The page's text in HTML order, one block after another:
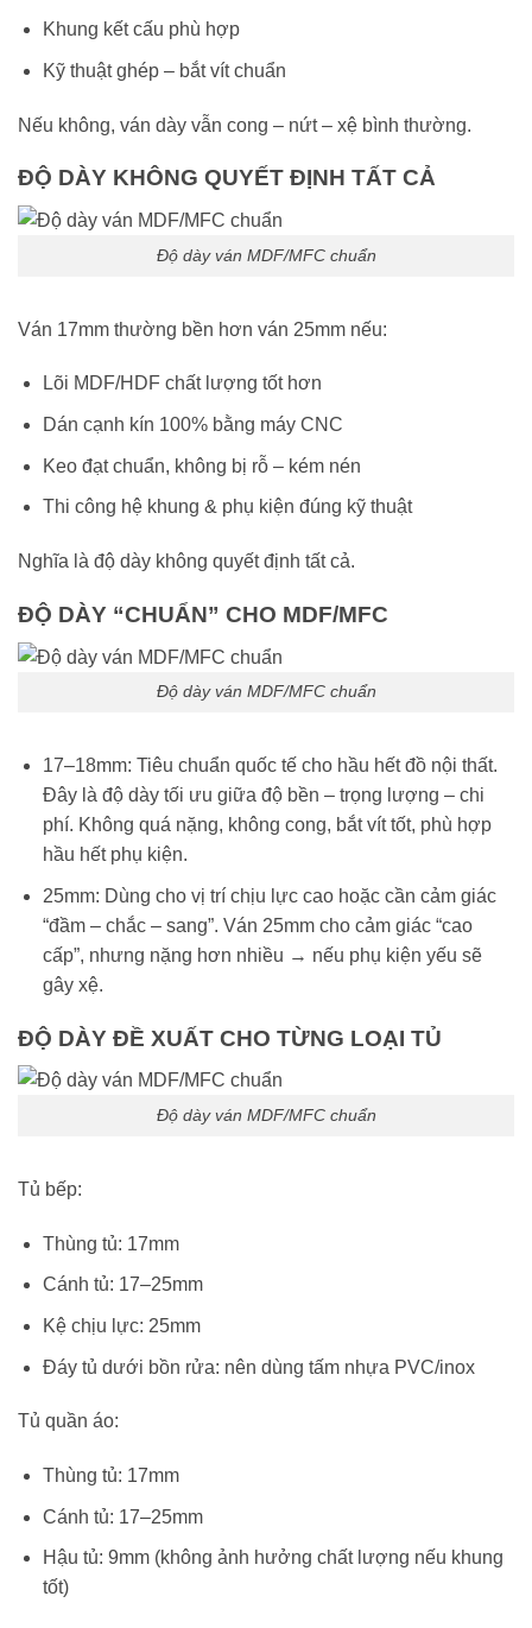
Khung kết cấu phù hợp
Kỹ thuật ghép – bắt vít chuẩn
Nếu không, ván dày vẫn cong – nứt – xệ bình thường.
ĐỘ DÀY KHÔNG QUYẾT ĐỊNH TẤT CẢ
Độ dày ván MDF/MFC chuẩn
Ván 17mm thường bền hơn ván 25mm nếu:
Lõi MDF/HDF chất lượng tốt hơn
Dán cạnh kín 100% bằng máy CNC
Keo đạt chuẩn, không bị rỗ – kém nén
Thi công hệ khung & phụ kiện đúng kỹ thuật
Nghĩa là độ dày không quyết định tất cả.
ĐỘ DÀY “CHUẨN” CHO MDF/MFC
Độ dày ván MDF/MFC chuẩn
17–18mm: Tiêu chuẩn quốc tế cho hầu hết đồ nội thất.
Đây là độ dày tối ưu giữa độ bền – trọng lượng – chi
phí. Không quá nặng, không cong, bắt vít tốt, phù hợp
hầu hết phụ kiện.
25mm: Dùng cho vị trí chịu lực cao hoặc cần cảm giác
“đầm – chắc – sang”. Ván 25mm cho cảm giác “cao
cấp”, nhưng nặng hơn nhiều → nếu phụ kiện yếu sẽ
gây xệ.
ĐỘ DÀY ĐỀ XUẤT CHO TỪNG LOẠI TỦ
Độ dày ván MDF/MFC chuẩn
Tủ bếp:
Thùng tủ: 17mm
Cánh tủ: 17–25mm
Kệ chịu lực: 25mm
Đáy tủ dưới bồn rửa: nên dùng tấm nhựa PVC/inox
Tủ quần áo:
Thùng tủ: 17mm
Cánh tủ: 17–25mm
Hậu tủ: 9mm (không ảnh hưởng chất lượng nếu khung
tốt)